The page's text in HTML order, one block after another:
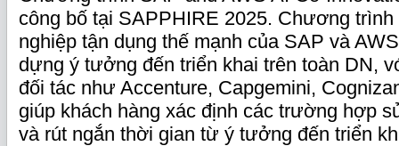
công bố tại SAPPHIRE 2025. Chương trình
nghiệp tận dụng thế mạnh của SAP và
dựng ý tưởng đến triển khai trên toàn DN,
đối tác như Accenture, Capgemini,
giúp khách hàng xác định các trường hợp
và rút ngắn thời gian từ ý tưởng đến triển